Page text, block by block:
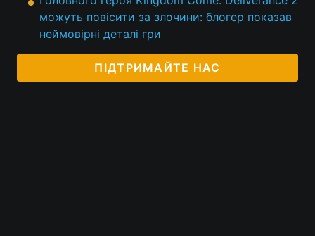
можуть повісити за злочини: блогер показав
неймовірні деталі гри
ПІДТРИМАЙТЕ НАС